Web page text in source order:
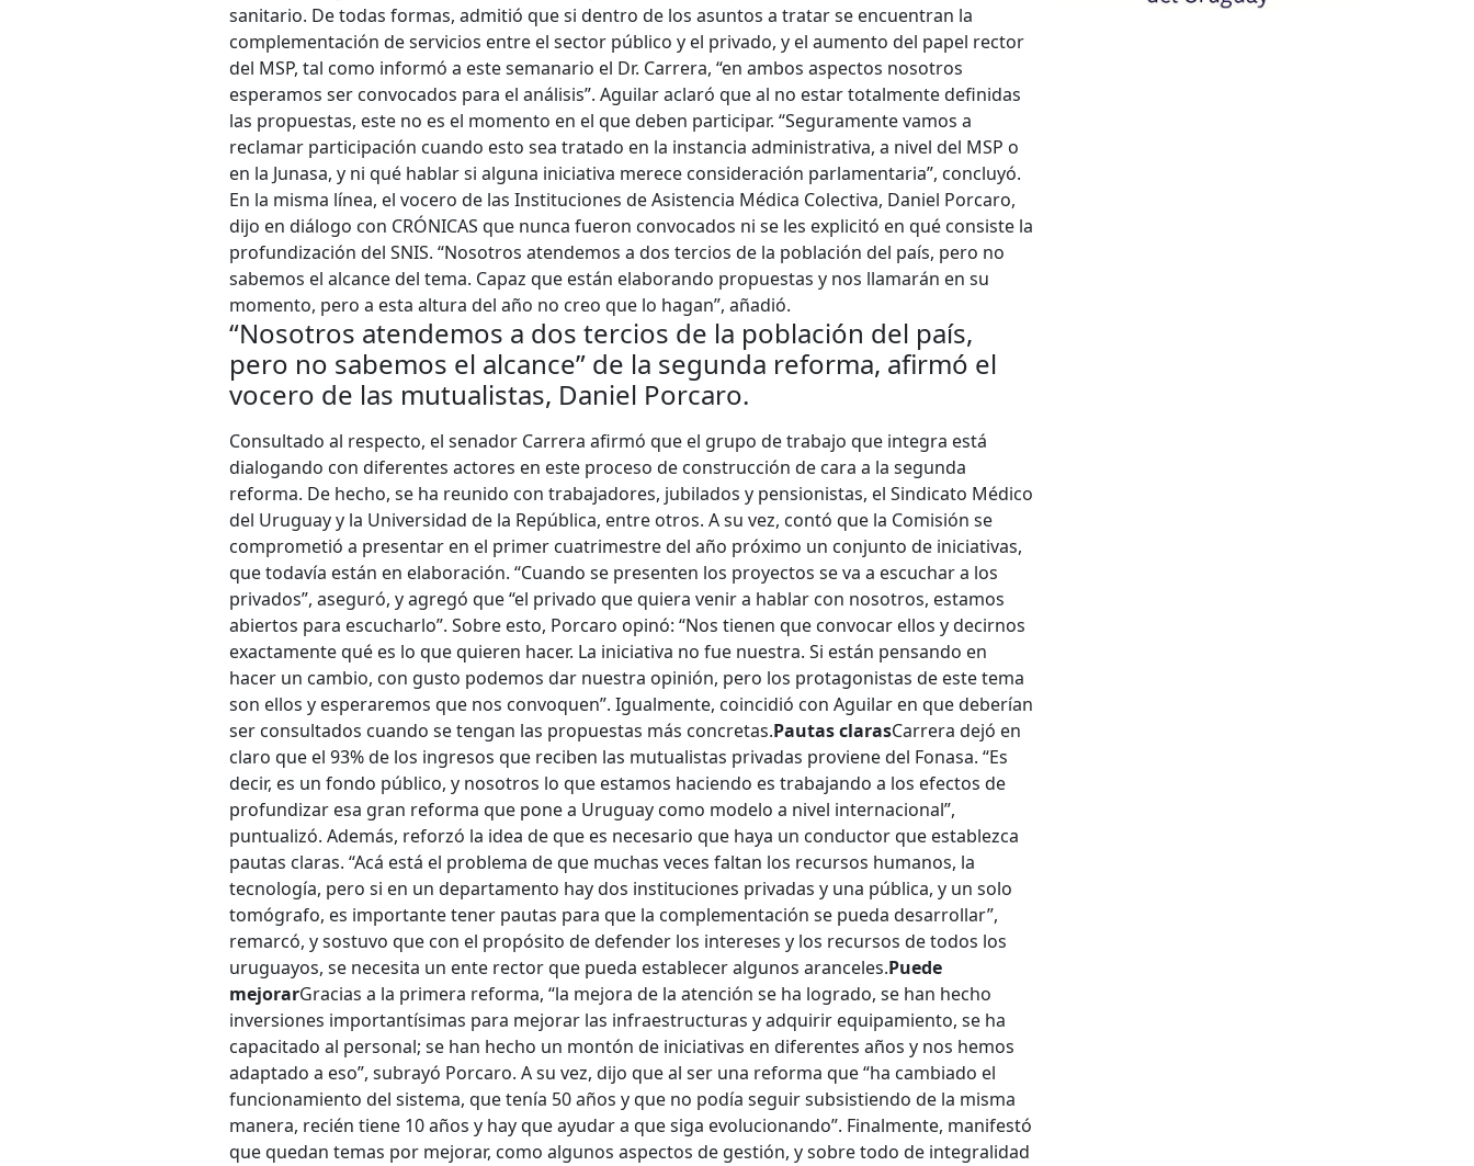
sanitario. De todas formas, admitió que si dentro de los asuntos a tratar se encuentran la
complementación de servicios entre el sector público y el privado, y el aumento del papel rector
del MSP, tal como informó a este semanario el Dr. Carrera, “en ambos aspectos nosotros
esperamos ser convocados para el análisis”. Aguilar aclaró que al no estar totalmente definidas
las propuestas, este no es el momento en el que deben participar. “Seguramente vamos a
reclamar participación cuando esto sea tratado en la instancia administrativa, a nivel del MSP o
en la Junasa, y ni qué hablar si alguna iniciativa merece consideración parlamentaria”, concluyó.
En la misma línea, el vocero de las Instituciones de Asistencia Médica Colectiva, Daniel Porcaro,
dijo en diálogo con CRÓNICAS que nunca fueron convocados ni se les explicitó en qué consiste la
profundización del SNIS. “Nosotros atendemos a dos tercios de la población del país, pero no
sabemos el alcance del tema. Capaz que están elaborando propuestas y nos llamarán en su
momento, pero a esta altura del año no creo que lo hagan”, añadió.
“Nosotros atendemos a dos tercios de la población del país,
pero no sabemos el alcance” de la segunda reforma, afirmó el
vocero de las mutualistas, Daniel Porcaro.
Consultado al respecto, el senador Carrera afirmó que el grupo de trabajo que integra está
dialogando con diferentes actores en este proceso de construcción de cara a la segunda
reforma. De hecho, se ha reunido con trabajadores, jubilados y pensionistas, el Sindicato Médico
del Uruguay y la Universidad de la República, entre otros. A su vez, contó que la Comisión se
comprometió a presentar en el primer cuatrimestre del año próximo un conjunto de iniciativas,
que todavía están en elaboración. “Cuando se presenten los proyectos se va a escuchar a los
privados”, aseguró, y agregó que “el privado que quiera venir a hablar con nosotros, estamos
abiertos para escucharlo”. Sobre esto, Porcaro opinó: “Nos tienen que convocar ellos y decirnos
exactamente qué es lo que quieren hacer. La iniciativa no fue nuestra. Si están pensando en
hacer un cambio, con gusto podemos dar nuestra opinión, pero los protagonistas de este tema
son ellos y esperaremos que nos convoquen”. Igualmente, coincidió con Aguilar en que deberían
ser consultados cuando se tengan las propuestas más concretas.Pautas clarasCarrera dejó en
claro que el 93% de los ingresos que reciben las mutualistas privadas proviene del Fonasa. “Es
decir, es un fondo público, y nosotros lo que estamos haciendo es trabajando a los efectos de
profundizar esa gran reforma que pone a Uruguay como modelo a nivel internacional”,
puntualizó. Además, reforzó la idea de que es necesario que haya un conductor que establezca
pautas claras. “Acá está el problema de que muchas veces faltan los recursos humanos, la
tecnología, pero si en un departamento hay dos instituciones privadas y una pública, y un solo
tomógrafo, es importante tener pautas para que la complementación se pueda desarrollar”,
remarcó, y sostuvo que con el propósito de defender los intereses y los recursos de todos los
uruguayos, se necesita un ente rector que pueda establecer algunos aranceles.Puede
mejorarGracias a la primera reforma, “la mejora de la atención se ha logrado, se han hecho
inversiones importantísimas para mejorar las infraestructuras y adquirir equipamiento, se ha
capacitado al personal; se han hecho un montón de iniciativas en diferentes años y nos hemos
adaptado a eso”, subrayó Porcaro. A su vez, dijo que al ser una reforma que “ha cambiado el
funcionamiento del sistema, que tenía 50 años y que no podía seguir subsistiendo de la misma
manera, recién tiene 10 años y hay que ayudar a que siga evolucionando”. Finalmente, manifestó
que quedan temas por mejorar, como algunos aspectos de gestión, y sobre todo de integralidad